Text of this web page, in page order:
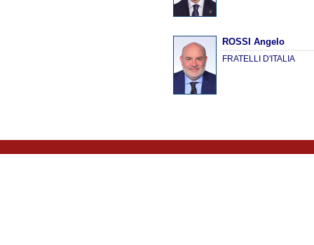
ROSSI Angelo
FRATELLI D'ITALIA